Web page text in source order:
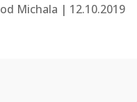
od Michala | 12.10.2019